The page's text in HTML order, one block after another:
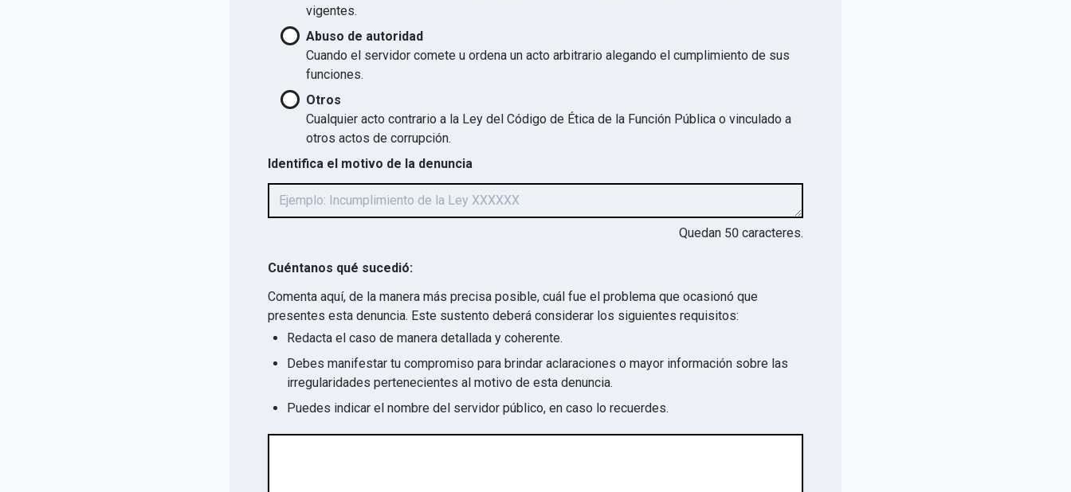
vigentes.
Abuso de autoridad
Cuando el servidor comete u ordena un acto arbitrario alegando el cumplimiento de sus
funciones.
Otros
Cualquier acto contrario a la Ley del Código de Ética de la Función Pública o vinculado a
otros actos de corrupción.
Identifica el motivo de la denuncia
Quedan 50 caracteres.
Cuéntanos qué sucedió:
Comenta aquí, de la manera más precisa posible, cuál fue el problema que ocasionó que
presentes esta denuncia. Este sustento deberá considerar los siguientes requisitos:
Redacta el caso de manera detallada y coherente.
Debes manifestar tu compromiso para brindar aclaraciones o mayor información sobre las
irregularidades pertenecientes al motivo de esta denuncia.
Puedes indicar el nombre del servidor público, en caso lo recuerdes.